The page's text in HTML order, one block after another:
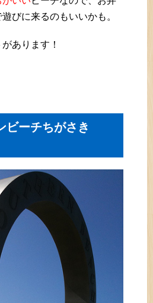
びに来るのもいいかも。
あります！
ビーチちがさき